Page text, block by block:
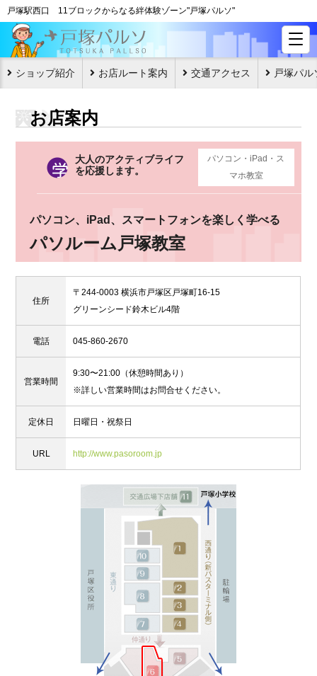
戸塚駅西口 11ブロックからなる絆体験ゾーン"戸塚パルソ"
ショップ紹介 お店ルート案内 交通アクセス 戸塚パル
お店案内
大人のアクティブライフ
を応援します。
パソコン・iPad・ス
マホ教室
パソコン、iPad、スマートフォンを楽しく学べる
パソルーム戸塚教室
住所
〒244-0003 横浜市戸塚区戸塚町16-15
グリーンシード鈴木ビル4階
電話 045-860-2670
営業時間
9:30〜21:00（休憩時間あり）
※詳しい営業時間はお問合せください。
定休日 日曜日・祝祭日
URL http://www.pasoroom.jp